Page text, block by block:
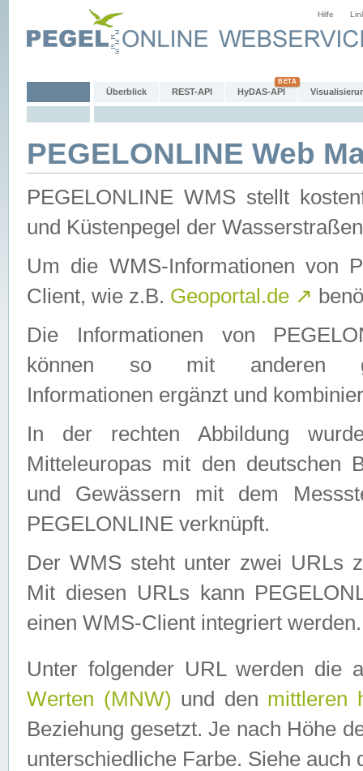
Hilfe
Überblick REST-API HyDAS-API
PEGELONLINE Web
PEGELONLINE WMS stellt
und Küstenpegel der
Um die WMS-Informationen von
Client, wie z.B. Geoportal.de ↗
Die Informationen von
können so mit anderen
Informationen ergänzt und
In der rechten Abbildung
Mitteleuropas mit den deutschen
und Gewässern mit dem
PEGELONLINE verknüpft.
Der WMS steht unter zwei URLs
Mit diesen URLs kann
einen WMS-Client integriert werden.
Unter folgender URL werden die
Werten (MNW) und den mittleren
Beziehung gesetzt. Je nach Höhe
unterschiedliche Farbe. Siehe auch